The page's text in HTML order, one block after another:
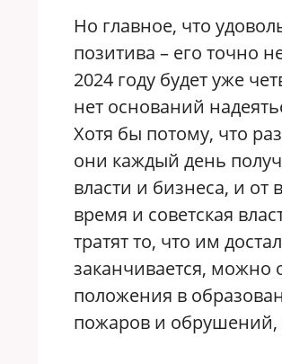
Но главное, что
позитива – его точно
2024 году будет уже
нет оснований
Хотя бы потому, что
они каждый день
власти и бизнеса, и от
время и советская
тратят то, что им
заканчивается, можно
положения в
пожаров и обрушений,